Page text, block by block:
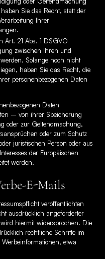
Sie das Recht, statt der
Ihrer
Art. 21 Abs. 1 DSGVO
zwischen Ihren und
Solange noch nicht
haben Sie das Recht, die
personenbezogenen Daten
Daten
– von ihrer Speicherung
oder zur Geltendmachung,
oder zum Schutz
juristischen Person oder aus
der Europäischen
werden.
E-Mails
veröffentlichten
ausdrücklich angeforderter
hiermit widersprochen. Die
rechtliche Schritte im
etwa